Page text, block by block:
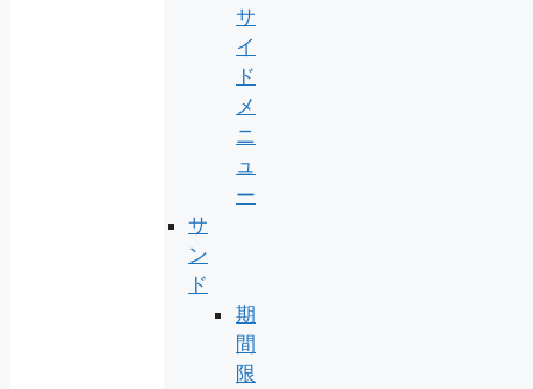
サ
イ
ド
メ
ニ
ュ
ー
サ
ン
ド
期
間
限